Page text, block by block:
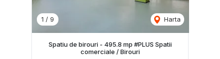
1 / 9 Harta
Spatiu de birouri - 495.8 mp #PLUS Spatii
comerciale / Birouri